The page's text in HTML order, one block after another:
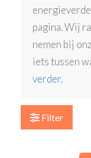
pagina. Wij
nemen bij
iets tussen
verder.
Filter